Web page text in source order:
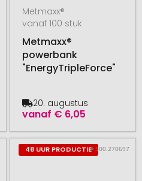
Metmaxx®
vanaf 100 stuk
Metmaxx®
powerbank
"EnergyTripleForce"
vanaf € 6,05
20. augustus
48 UUR PRODUCTIE# 500.270697